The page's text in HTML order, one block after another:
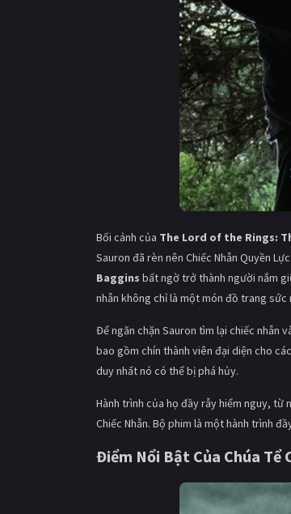
Bối cảnh của The Lord of the Rings:
Sauron đã rèn nên Chiếc Nhẫn Quyền
Baggins bất ngờ trở thành người nắm
nhẫn không chỉ là một món đồ trang
Để ngăn chặn Sauron tìm lại chiếc nhẫn
bao gồm chín thành viên đại diện cho
duy nhất nó có thể bị phá hủy.
Hành trình của họ đầy rẫy hiểm nguy, từ
Chiếc Nhẫn. Bộ phim là một hành trình
Điểm Nổi Bật Của Chúa Tể